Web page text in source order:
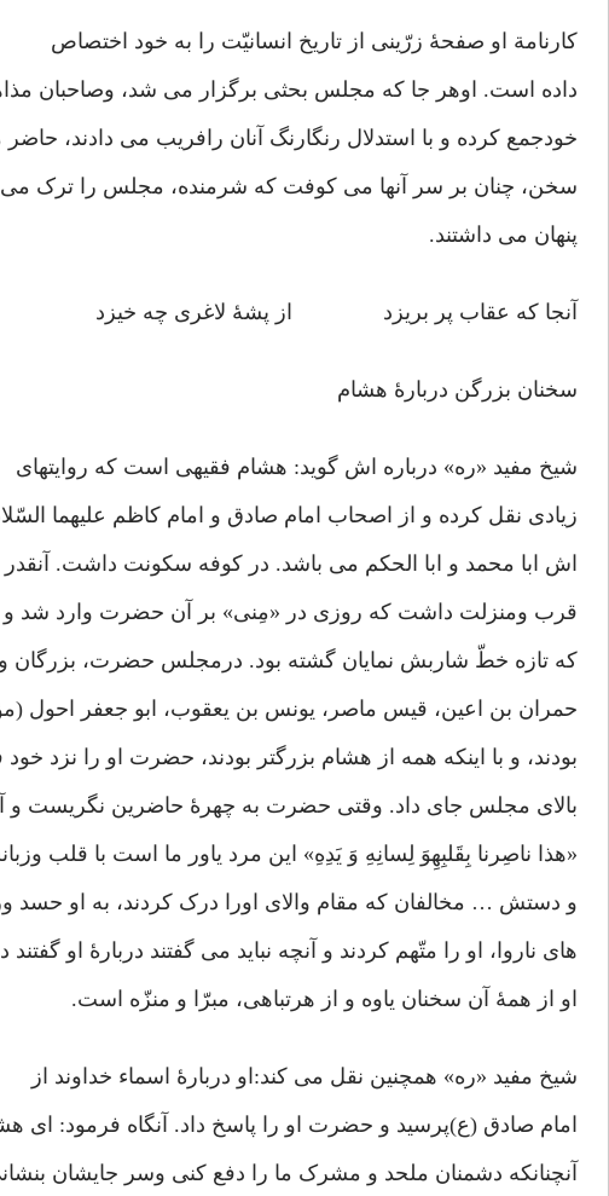
کارنامة او صفحۀ زرّینی از تاریخ انسانیّت را به خود اختصاص
داده است. اوهر جا که مجلس بحثی برگزار می شد، وصاحبان
خودجمع کرده و با استدلال رنگارنگ آنان رافریب می دادند،
سخن، چنان بر سر آنها می کوفت که شرمنده، مجلس را ترک می
پنهان می داشتند.
آنجا که عقاب پر بریزد از پشۀ لاغری چه خیزد
سخنان بزرگن دربارۀ هشام
شیخ مفید «ره» درباره اش گوید: هشام فقیهی است که روایتهای
زیادی نقل کرده و از اصحاب امام صادق و امام کاظم علیهما
اش ابا محمد و ابا الحکم می باشد. در کوفه سکونت داشت.
قرب ومنزلت داشت که روزی در «مِنی» بر آن حضرت وارد شد و
که تازه خطّ شاربش نمایان گشته بود. درمجلس حضرت، بزرگان
حمران بن اعین، قیس ماصر، یونس بن یعقوب، ابو جعفر احول
بودند، و با اینکه همه از هشام بزرگتر بودند، حضرت او را نزد خود
بالای مجلس جای داد. وقتی حضرت به چهرۀ حاضرین نگریست و
«هذا ناصِرنا بِقَلبِهِوَ لِسانِهِ وَ یَدِهِ» این مرد یاور ما است با قلب
و دستش … مخالفان که مقام والای اورا درک کردند، به او حسد
های ناروا، او را متّهم کردند و آنچه نباید می گفتند دربارۀ او
او از همۀ آن سخنان یاوه و از هرتباهی، مبرّا و منزّه است.
شیخ مفید «ره» همچنین نقل می کند:او دربارۀ اسماء خداوند از
امام صادق (ع)پرسید و حضرت او را پاسخ داد. آنگاه فرمود: ای
آنچنانکه دشمنان ملحد و مشرک ما را دفع کنی وسر جایشان